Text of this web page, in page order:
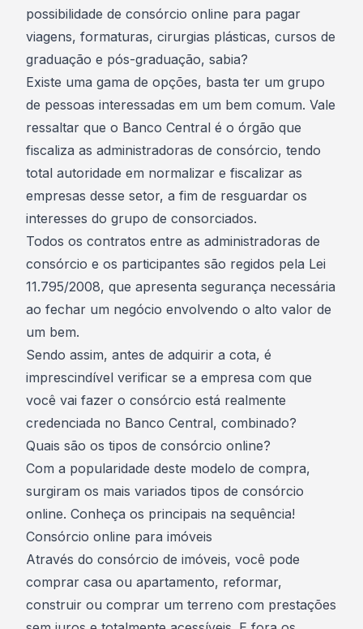
possibilidade de consórcio online para pagar
viagens, formaturas, cirurgias plásticas, cursos de
graduação e pós-graduação, sabia?
Existe uma gama de opções, basta ter um grupo
de pessoas interessadas em um bem comum. Vale
ressaltar que o Banco Central é o órgão que
fiscaliza as administradoras de consórcio, tendo
total autoridade em normalizar e fiscalizar as
empresas desse setor, a fim de resguardar os
interesses do grupo de consorciados.
Todos os contratos entre as administradoras de
consórcio e os participantes são regidos pela Lei
11.795/2008, que apresenta segurança necessária
ao fechar um negócio envolvendo o alto valor de
um bem.
Sendo assim, antes de adquirir a cota, é
imprescindível verificar se a empresa com que
você vai fazer o consórcio está realmente
credenciada no Banco Central, combinado?
Quais são os tipos de consórcio online?
Com a popularidade deste modelo de compra,
surgiram os mais variados tipos de consórcio
online. Conheça os principais na sequência!
Consórcio online para imóveis
Através do consórcio de imóveis, você pode
comprar casa ou apartamento, reformar,
construir ou comprar um terreno com prestações